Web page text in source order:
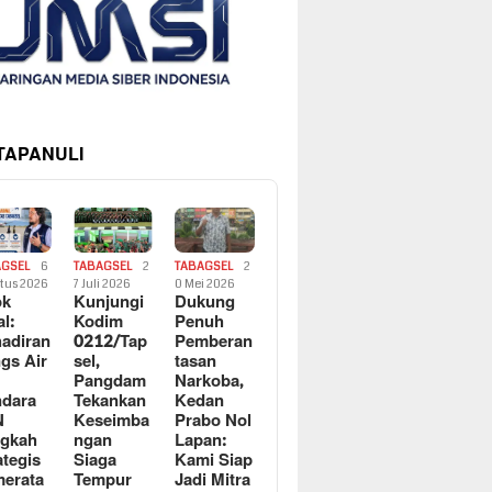
6
2026
Air
TABAGSEL
2
7 Juli 2026
Kunjungi
Kodim
0212/Tap
sel,
Pangdam
Tekankan
Keseimba
ngan
Siaga
Tempur
TABAGSEL
2
0 Mei 2026
Dukung
Penuh
Pemberan
tasan
Narkoba,
Kedan
Prabo Nol
Lapan:
Kami Siap
Jadi Mitra